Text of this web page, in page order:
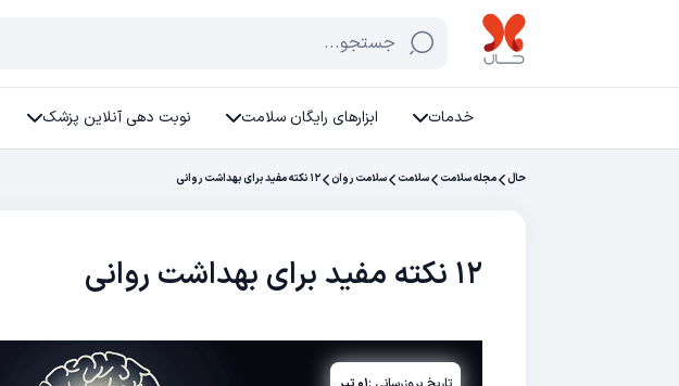
جستجو...
خدمات ابزارهای رایگان سلامت نوبت دهی آنلاین پزشک
حال مجله سلامت سلامت سلامت روان ۱۲ نکته مفید برای بهداشت روانی
۱۲ نکته مفید برای بهداشت روانی